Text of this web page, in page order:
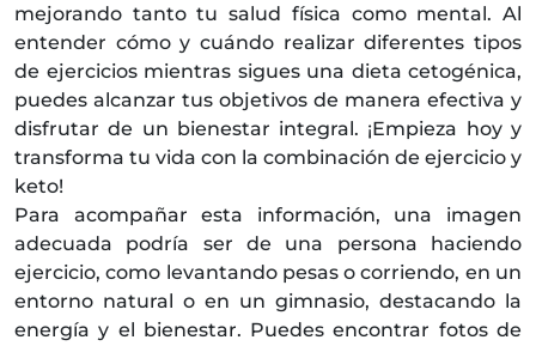
mejorando tanto tu salud física como mental. Al
entender cómo y cuándo realizar diferentes tipos
de ejercicios mientras sigues una dieta cetogénica,
puedes alcanzar tus objetivos de manera efectiva y
disfrutar de un bienestar integral. ¡Empieza hoy y
transforma tu vida con la combinación de ejercicio y
keto!
Para acompañar esta información, una imagen
adecuada podría ser de una persona haciendo
ejercicio, como levantando pesas o corriendo, en un
entorno natural o en un gimnasio, destacando la
energía y el bienestar. Puedes encontrar fotos de